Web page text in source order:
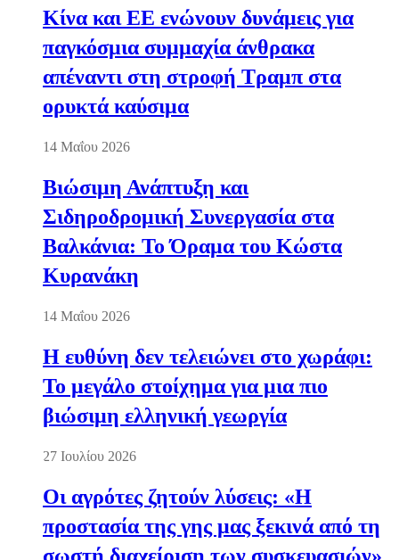
Κίνα και ΕΕ ενώνουν δυνάμεις για
παγκόσμια συμμαχία άνθρακα
απέναντι στη στροφή Τραμπ στα
ορυκτά καύσιμα
14 Μαΐου 2026
Βιώσιμη Ανάπτυξη και
Σιδηροδρομική Συνεργασία στα
Βαλκάνια: Το Όραμα του Κώστα
Κυρανάκη
14 Μαΐου 2026
Η ευθύνη δεν τελειώνει στο χωράφι:
Το μεγάλο στοίχημα για μια πιο
βιώσιμη ελληνική γεωργία
27 Ιουλίου 2026
Οι αγρότες ζητούν λύσεις: «Η
προστασία της γης μας ξεκινά από τη